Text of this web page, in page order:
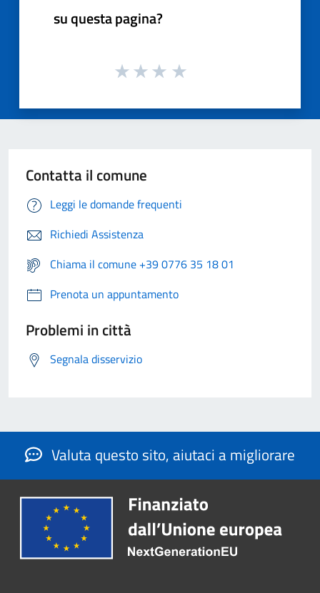
su questa pagina?
Contatta il comune
Leggi le domande frequenti
Richiedi Assistenza
Chiama il comune +39 0776 35 18 01
Prenota un appuntamento
Problemi in città
Segnala disservizio
Valuta questo sito, aiutaci a migliorare